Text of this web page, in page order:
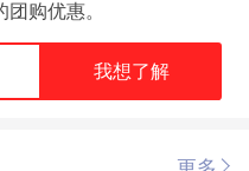
购优惠。
我想了解